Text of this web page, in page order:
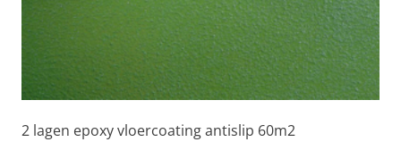
productpagina
2 lagen epoxy vloercoating antislip 60m2